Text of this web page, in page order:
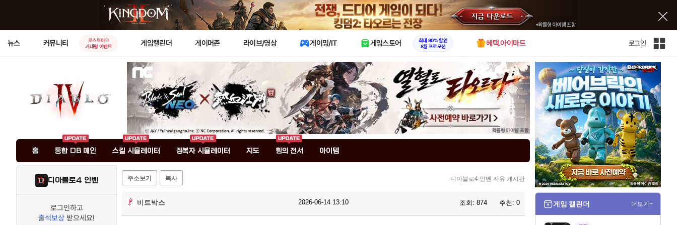
X
뉴스 커뮤니티
로스트아크
기대평 이벤트
게임캘린더 게이머존 라이브/영상 게이밍/IT 게임스토어
최대 90% 할인
8월 프로모션
혜택.아이마트 로그인
인
사
이
트
맵
홈 통합 DB 메인 스킬 시뮬레이터 정복자 시뮬레이터 지도 힘의 전서 아이템
디아블로4 인벤
로그인하고
출석보상 받으세요!
주소보기 복사 디아블로4 인벤 자유 게시판
비트박스 2026-06-14 13:10 조회: 874 추천: 0 게임 캘린더 더보기+